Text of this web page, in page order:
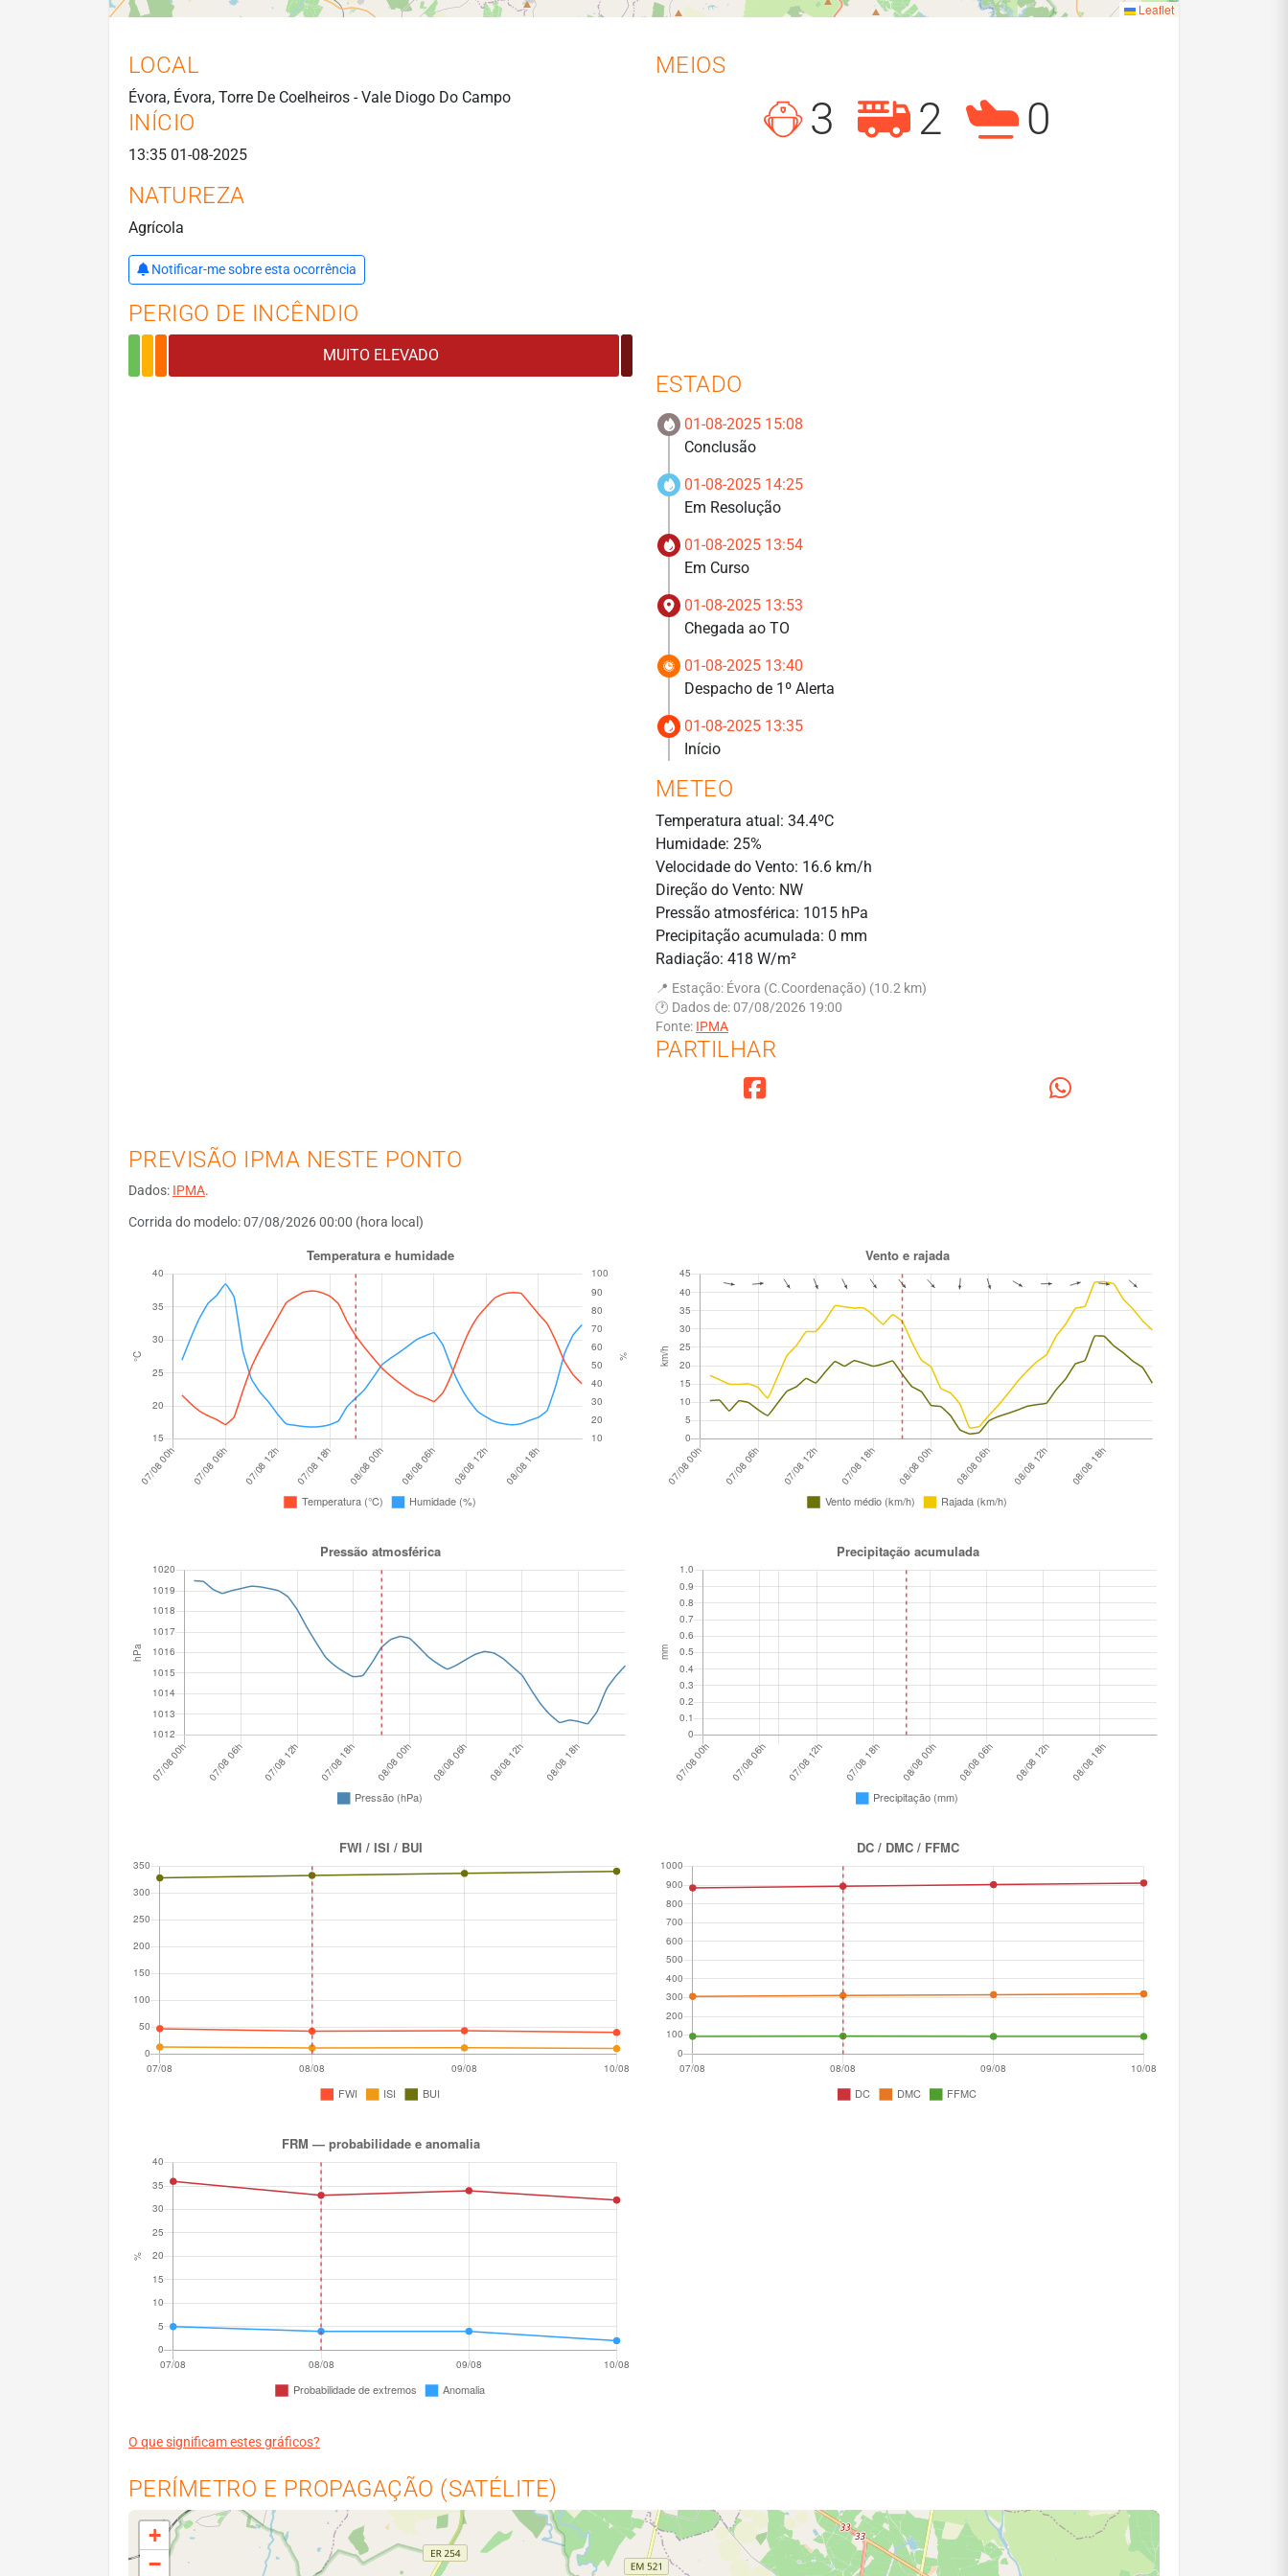
Leaflet
LOCAL
Évora, Évora, Torre De Coelheiros - Vale Diogo Do Campo
INÍCIO
13:35 01-08-2025
NATUREZA
Agrícola
Notificar-me sobre esta ocorrência
PERIGO DE INCÊNDIO
MEIOS
3 2 0
ESTADO
01-08-2025 15:08
Conclusão
01-08-2025 14:25
Em Resolução
01-08-2025 13:54
Em Curso
01-08-2025 13:53
Chegada ao TO
01-08-2025 13:40
Despacho de 1º Alerta
01-08-2025 13:35
Início
METEO
Temperatura atual: 34.4ºC
Humidade: 25%
Velocidade do Vento: 16.6 km/h
Direção do Vento: NW
Pressão atmosférica: 1015 hPa
Precipitação acumulada: 0 mm
Radiação: 418 W/m²
📍 Estação: Évora (C.Coordenação) (10.2 km)
🕐 Dados de: 07/08/2026 19:00
Fonte: IPMA
PARTILHAR
PREVISÃO IPMA NESTE PONTO
Dados: IPMA.
Corrida do modelo: 07/08/2026 00:00 (hora local)
O que significam estes gráficos?
PERÍMETRO E PROPAGAÇÃO (SATÉLITE)
+
−